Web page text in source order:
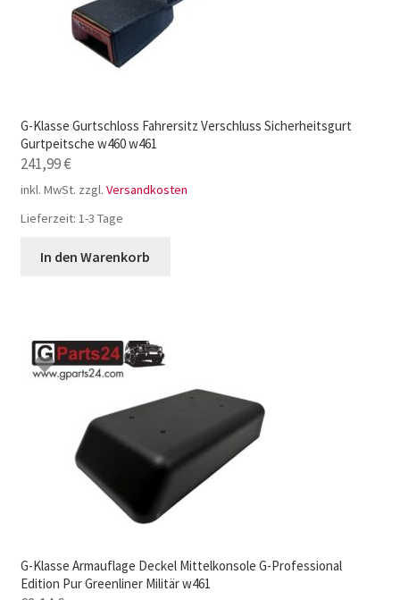
G-Klasse Gurtschloss Fahrersitz Verschluss Sicherheitsgurt
Gurtpeitsche w460 w461
241,99€
inkl. MwSt. zzgl. Versandkosten
Lieferzeit: 1-3 Tage
In den Warenkorb
G-Klasse Armauflage Deckel Mittelkonsole G-Professional
Edition Pur Greenliner Militär w461